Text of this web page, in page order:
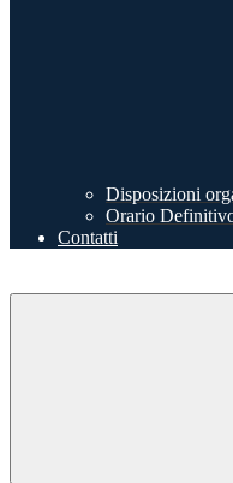
Disposizioni
Orario
Contatti